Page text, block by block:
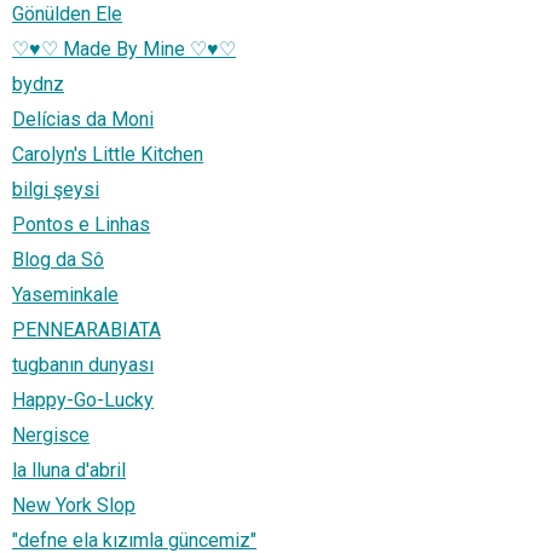
Gönülden Ele
♡♥♡ Made By Mine ♡♥♡
bydnz
Delícias da Moni
Carolyn's Little Kitchen
bilgi şeysi
Pontos e Linhas
Blog da Sô
Yaseminkale
PENNEARABIATA
tugbanın dunyası
Happy-Go-Lucky
Nergisce
la lluna d'abril
New York Slop
"defne ela kızımla güncemiz"